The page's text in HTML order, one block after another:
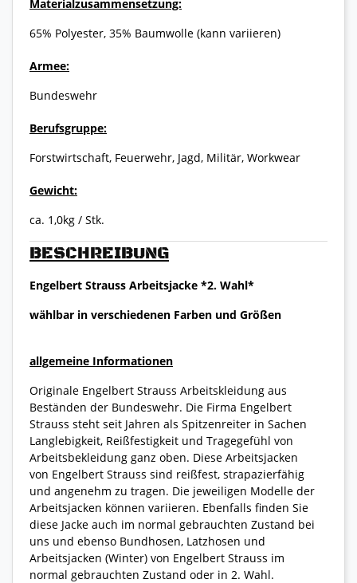
BESCHREIBUNG
Engelbert Strauss Arbeitsjacke *2. Wahl*
wählbar in verschiedenen Farben und Größen
allgemeine Informationen
Originale Engelbert Strauss Arbeitskleidung aus
Beständen der Bundeswehr. Die Firma Engelbert
Strauss steht seit Jahren als Spitzenreiter in Sachen
Langlebigkeit, Reißfestigkeit und Tragegefühl von
Arbeitsbekleidung ganz oben. Diese Arbeitsjacken
von Engelbert Strauss sind reißfest, strapazierfähig
und angenehm zu tragen. Die jeweiligen Modelle der
Arbeitsjacken können variieren. Ebenfalls finden Sie
diese Jacke auch im normal gebrauchten Zustand bei
uns und ebenso Bundhosen, Latzhosen und
Arbeitsjacken (Winter) von Engelbert Strauss im
normal gebrauchten Zustand oder in 2. Wahl.
Materialzusammensetzung:
65% Polyester, 35% Baumwolle (kann variieren)
Armee:
Bundeswehr
Berufsgruppe:
Forstwirtschaft, Feuerwehr, Jagd, Militär, Workwear
Gewicht:
ca. 1,0kg / Stk.